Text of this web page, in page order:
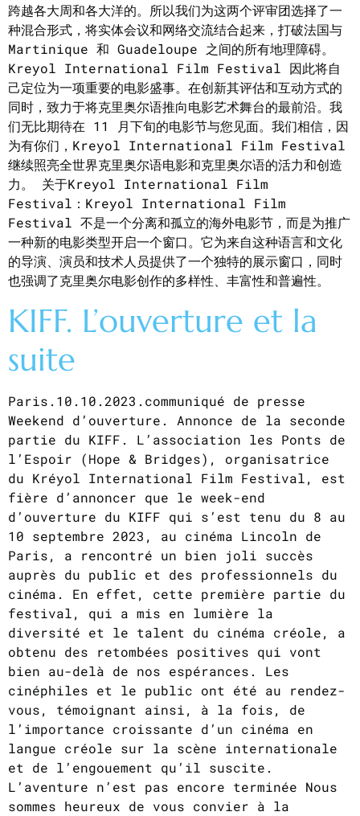
跨越各大周和各大洋的。所以我们为这两个评审团选择了一
种混合形式，将实体会议和网络交流结合起来，打破法国与
Martinique 和 Guadeloupe 之间的所有地理障碍。
Kreyol International Film Festival 因此将自
己定位为一项重要的电影盛事。在创新其评估和互动方式的
同时，致力于将克里奥尔语推向电影艺术舞台的最前沿。我
们无比期待在 11 月下旬的电影节与您见面。我们相信，因
为有你们，Kreyol International Film Festival
继续照亮全世界克里奥尔语电影和克里奥尔语的活力和创造
力。 关于Kreyol International Film
Festival：Kreyol International Film
Festival 不是一个分离和孤立的海外电影节，而是为推广
一种新的电影类型开启一个窗口。它为来自这种语言和文化
的导演、演员和技术人员提供了一个独特的展示窗口，同时
也强调了克里奥尔电影创作的多样性、丰富性和普遍性。
KIFF. L’ouverture et la
suite
Paris.10.10.2023.communiqué de presse
Weekend d’ouverture. Annonce de la seconde
partie du KIFF. L’association les Ponts de
l’Espoir (Hope & Bridges), organisatrice
du Kréyol International Film Festival, est
fière d’annoncer que le week-end
d’ouverture du KIFF qui s’est tenu du 8 au
10 septembre 2023, au cinéma Lincoln de
Paris, a rencontré un bien joli succès
auprès du public et des professionnels du
cinéma. En effet, cette première partie du
festival, qui a mis en lumière la
diversité et le talent du cinéma créole, a
obtenu des retombées positives qui vont
bien au-delà de nos espérances. Les
cinéphiles et le public ont été au rendez-
vous, témoignant ainsi, à la fois, de
l’importance croissante d’un cinéma en
langue créole sur la scène internationale
et de l’engouement qu’il suscite.
L’aventure n’est pas encore terminée Nous
sommes heureux de vous convier à la